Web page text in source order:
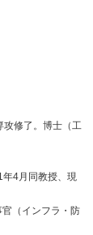
修了。博士（工
4月同教授、現
（インフラ・防